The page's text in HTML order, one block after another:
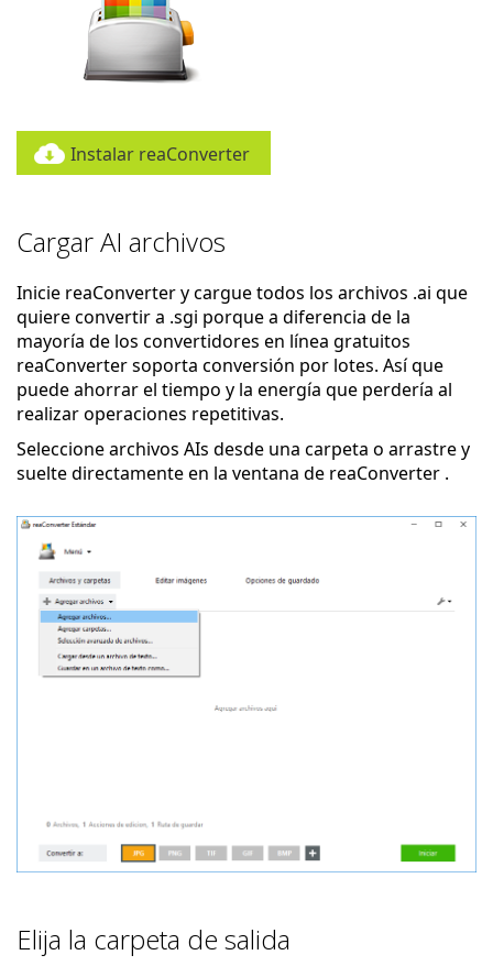
Instalar reaConverter
Cargar AI archivos
Inicie reaConverter y cargue todos los archivos .ai que
quiere convertir a .sgi porque a diferencia de la
mayoría de los convertidores en línea gratuitos
reaConverter soporta conversión por lotes. Así que
puede ahorrar el tiempo y la energía que perdería al
realizar operaciones repetitivas.
Seleccione archivos AIs desde una carpeta o arrastre y
suelte directamente en la ventana de reaConverter .
Elija la carpeta de salida